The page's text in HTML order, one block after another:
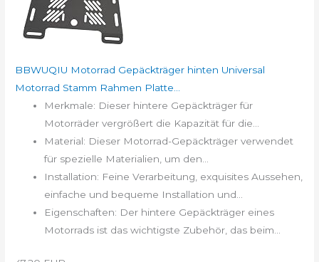
BBWUQIU Motorrad Gepäckträger hinten Universal
Motorrad Stamm Rahmen Platte...
Merkmale: Dieser hintere Gepäckträger für
Motorräder vergrößert die Kapazität für die...
Material: Dieser Motorrad-Gepäckträger verwendet
für spezielle Materialien, um den...
Installation: Feine Verarbeitung, exquisites Aussehen,
einfache und bequeme Installation und...
Eigenschaften: Der hintere Gepäckträger eines
Motorrads ist das wichtigste Zubehör, das beim...